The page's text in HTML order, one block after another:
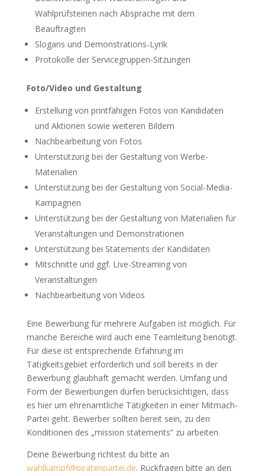
Wahlprüfsteinen nach Absprache mit dem
Beauftragten
Slogans und Demonstrations-Lyrik
Protokolle der Servicegruppen-Sitzungen
Foto/Video und Gestaltung
Erstellung von printfähigen Fotos von Kandidaten
und Aktionen sowie weiteren Bildern
Nachbearbeitung von Fotos
Unterstützung bei der Gestaltung von Werbe-
Materialien
Unterstützung bei der Gestaltung von Social-Media-
Kampagnen
Unterstützung bei der Gestaltung von Materialien für
Veranstaltungen und Demonstrationen
Unterstützung bei Statements der Kandidaten
Mitschnitte und ggf. Live-Streaming von
Veranstaltungen
Nachbearbeitung von Videos
Eine Bewerbung für mehrere Aufgaben ist möglich. Für
manche Bereiche wird auch eine Teamleitung benötigt.
Für diese ist entsprechende Erfahrung im
Tätigkeitsgebiet erforderlich und soll bereits in der
Bewerbung glaubhaft gemacht werden. Umfang und
Form der Bewerbungen dürfen berücksichtigen, dass
es hier um ehrenamtliche Tätigkeiten in einer Mitmach-
Partei geht. Bewerber sollten bereit sein, zu den
Konditionen des „mission statements“ zu arbeiten.
Deine Bewerbung richtest du bitte an
wahlkampf@piratenpartei.de. Rückfragen bitte an den